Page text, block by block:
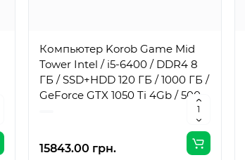
Компьютер Korob Game Mid
Tower Intel / i5-6400 / DDR4 8
ГБ / SSD+HDD 120 ГБ / 1000 ГБ /
GeForce GTX 1050 Ti 4Gb / 500
15843.00 грн.